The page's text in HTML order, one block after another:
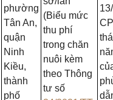
phường
Tân An,
quận
Ninh
Kiều,
thành
phố
(Biểu mức
thu phí
trong chăn
nuôi kèm
theo Thông
tư số